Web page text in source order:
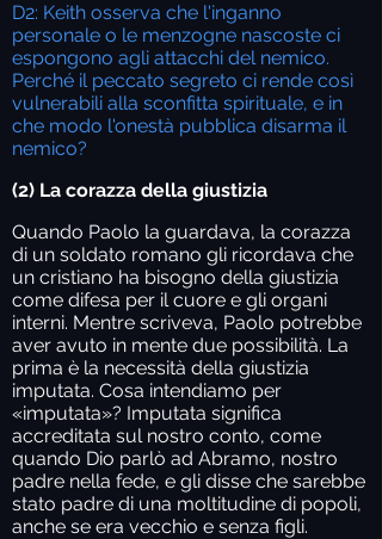
D2: Keith osserva che l'inganno
personale o le menzogne nascoste ci
espongono agli attacchi del nemico.
Perché il peccato segreto ci rende così
vulnerabili alla sconfitta spirituale, e in
che modo l'onestà pubblica disarma il
nemico?
(2) La corazza della giustizia
Quando Paolo la guardava, la corazza
di un soldato romano gli ricordava che
un cristiano ha bisogno della giustizia
come difesa per il cuore e gli organi
interni. Mentre scriveva, Paolo potrebbe
aver avuto in mente due possibilità. La
prima è la necessità della giustizia
imputata. Cosa intendiamo per
«imputata»? Imputata significa
accreditata sul nostro conto, come
quando Dio parlò ad Abramo, nostro
padre nella fede, e gli disse che sarebbe
stato padre di una moltitudine di popoli,
anche se era vecchio e senza figli.